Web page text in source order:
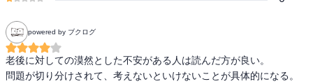
powered by ブクログ
老後に対しての漠然とした不安がある人は読んだ方が良い。
問題が切り分けされて、考えないといけないことが具体的になる。